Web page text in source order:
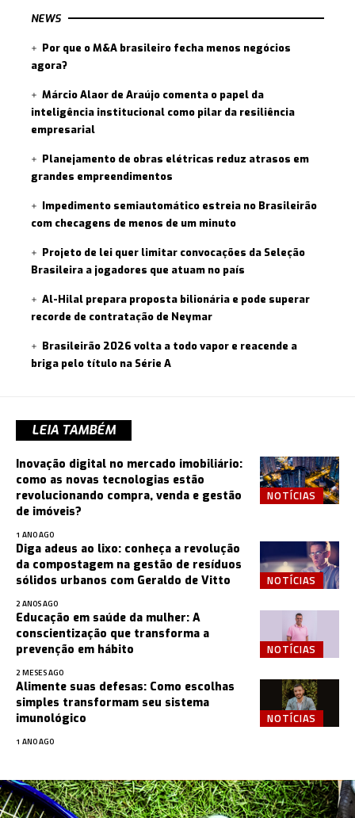
NEWS
Por que o M&A brasileiro fecha menos negócios
agora?
Márcio Alaor de Araújo comenta o papel da
inteligência institucional como pilar da resiliência
empresarial
Planejamento de obras elétricas reduz atrasos em
grandes empreendimentos
Impedimento semiautomático estreia no Brasileirão
com checagens de menos de um minuto
Projeto de lei quer limitar convocações da Seleção
Brasileira a jogadores que atuam no país
Al-Hilal prepara proposta bilionária e pode superar
recorde de contratação de Neymar
Brasileirão 2026 volta a todo vapor e reacende a
briga pelo título na Série A
LEIA TAMBÉM
NOTÍCIAS
Inovação digital no mercado imobiliário:
como as novas tecnologias estão
revolucionando compra, venda e gestão
de imóveis?
1 ANO AGO
NOTÍCIAS
Diga adeus ao lixo: conheça a revolução
da compostagem na gestão de resíduos
sólidos urbanos com Geraldo de Vitto
2 ANOS AGO
NOTÍCIAS
Educação em saúde da mulher: A
conscientização que transforma a
prevenção em hábito
2 MESES AGO
NOTÍCIAS
Alimente suas defesas: Como escolhas
simples transformam seu sistema
imunológico
1 ANO AGO